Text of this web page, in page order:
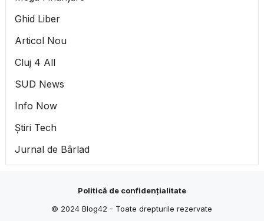
Ghid Liber
Articol Nou
Cluj 4 All
SUD News
Info Now
Știri Tech
Jurnal de Bârlad
Politică de confidențialitate
© 2024Blog42 - Toate drepturile rezervate